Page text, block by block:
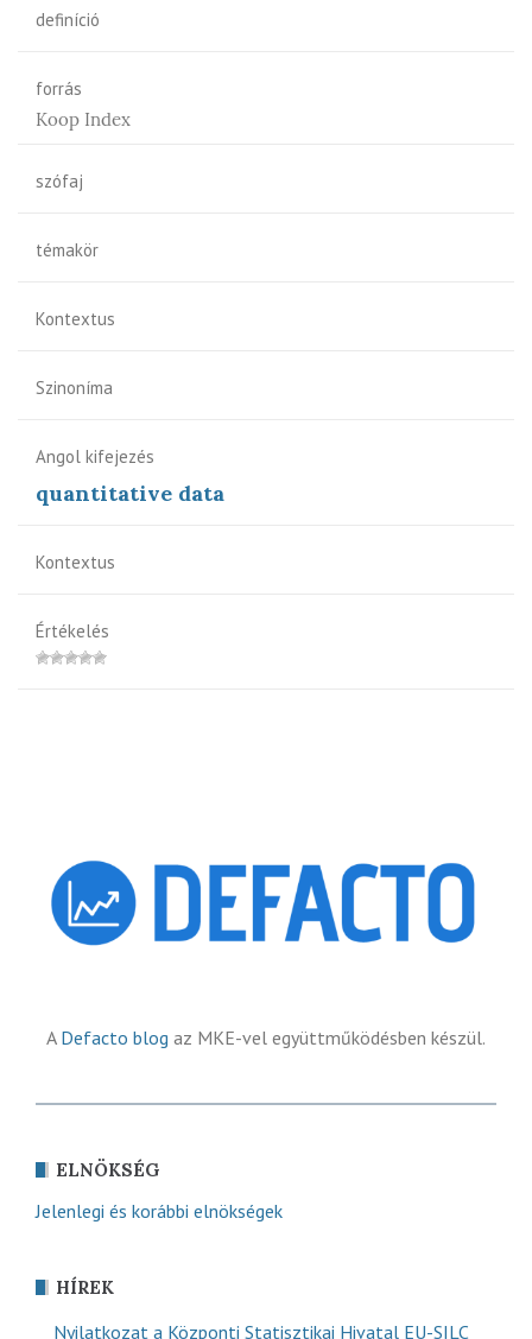
definíció
forrás
Koop Index
szófaj
témakör
Kontextus
Szinoníma
Angol kifejezés
quantitative data
Kontextus
Értékelés
A Defacto blog az MKE-vel együttműködésben készül.
ELNÖKSÉG
Jelenlegi és korábbi elnökségek
HÍREK
Nyilatkozat a Központi Statisztikai Hivatal EU-SILC